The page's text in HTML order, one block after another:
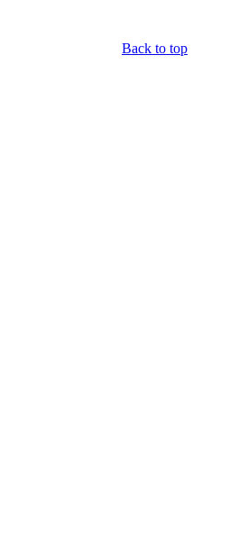
Back to top